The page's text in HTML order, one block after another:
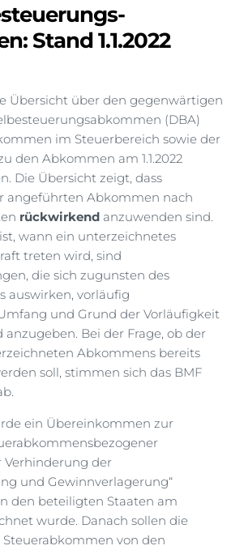
Stand 1.1.2022
Übersicht über den gegenwärtigen
(DBA)
im Steuerbereich sowie der
den Abkommen am 1.1.2022
Die Übersicht zeigt, dass
angeführten Abkommen nach
rückwirkend anzuwenden sind.
wann ein unterzeichnetes
treten wird, sind
die sich zugunsten des
auswirken, vorläufig
und Grund der Vorläufigkeit
anzugeben. Bei der Frage, ob der
Abkommens bereits
soll, stimmen sich das BMF
ein Übereinkommen zur
Verhinderung der
und Gewinnverlagerung“
den beteiligten Staaten am
wurde. Danach sollen die
von den